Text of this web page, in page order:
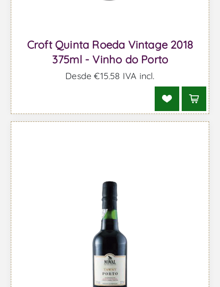
Croft Quinta Roeda Vintage 2018
375ml - Vinho do Porto
Desde €15,58 IVA incl.